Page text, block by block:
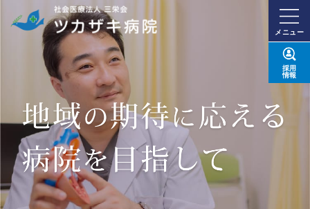
メニュー
採用
情報